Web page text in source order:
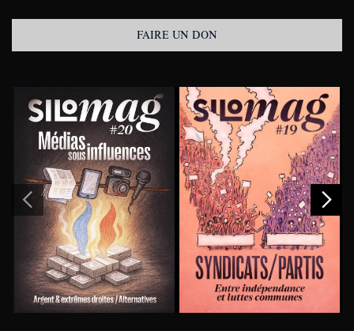
FAIRE UN DON